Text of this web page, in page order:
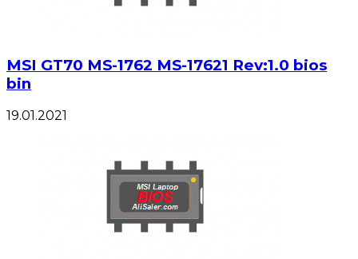
MSI GT70 MS-1762 MS-17621 Rev:1.0 bios
bin
19.01.2021